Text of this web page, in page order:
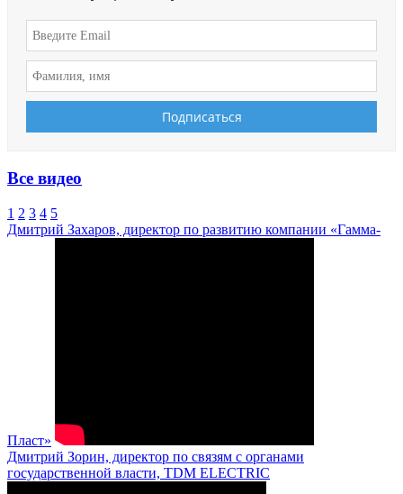
Все видео
1 2 3 4 5
Дмитрий Захаров, директор по развитию компании «Гамма-
Пласт»
Дмитрий Зорин, директор по связям с органами
государственной власти, TDM ELECTRIC